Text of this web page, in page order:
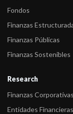
Fondos
Finanzas
Finanzas Públicas
Finanzas Sostenibles
Research
Finanzas Corporativas
Entidades Financieras